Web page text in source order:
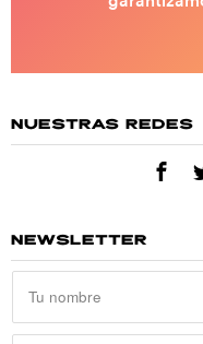
NUESTRAS REDES
NEWSLETTER